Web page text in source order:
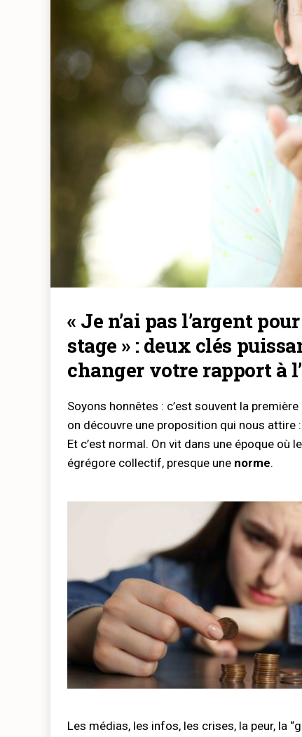
« Je n’ai pas l’argent
stage » : deux clés
changer votre rapport à
Soyons honnêtes : c’est souvent la
on découvre une proposition qui nous attire
Et c’est normal. On vit dans une époque où le
égrégore collectif, presque une norme.
Les médias, les infos, les crises, la peur, la